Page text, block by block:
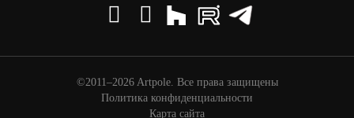
©2011–2026 Artpole. Все права защищены
Политика конфиденциальности
Карта сайта